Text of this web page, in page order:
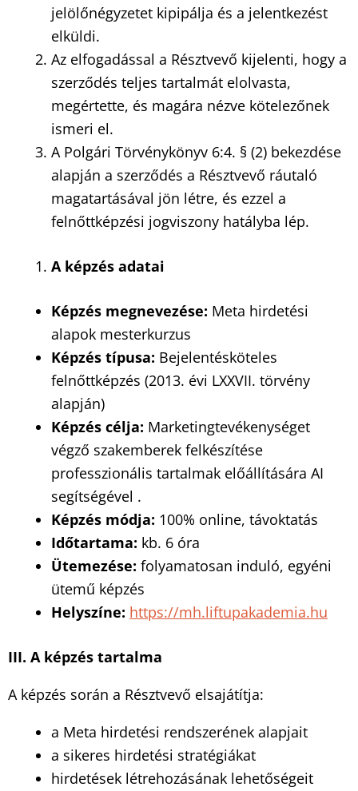
jelölőnégyzetet kipipálja és a jelentkezést
elküldi.
Az elfogadással a Résztvevő kijelenti, hogy a
szerződés teljes tartalmát elolvasta,
megértette, és magára nézve kötelezőnek
ismeri el.
A Polgári Törvénykönyv 6:4. § (2) bekezdése
alapján a szerződés a Résztvevő ráutaló
magatartásával jön létre, és ezzel a
felnőttképzési jogviszony hatályba lép.
A képzés adatai
Képzés megnevezése: Meta hirdetési
alapok mesterkurzus
Képzés típusa: Bejelentésköteles
felnőttképzés (2013. évi LXXVII. törvény
alapján)
Képzés célja: Marketingtevékenységet
végző szakemberek felkészítése
professzionális tartalmak előállítására AI
segítségével .
Képzés módja: 100% online, távoktatás
Időtartama: kb. 6 óra
Ütemezése: folyamatosan induló, egyéni
ütemű képzés
Helyszíne: https://mh.liftupakademia.hu
III. A képzés tartalma
A képzés során a Résztvevő elsajátítja:
a Meta hirdetési rendszerének alapjait
a sikeres hirdetési stratégiákat
hirdetések létrehozásának lehetőségeit